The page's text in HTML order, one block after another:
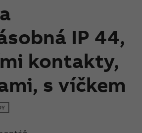
IP 44,
kontakty,
s víčkem